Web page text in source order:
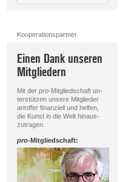
Kooperationspartner
Einen Dank unseren
Mitgliedern
Mit der pro-Mitgliedschaft un-
terstützen unsere Mitglieder
artofferfinanziell und helfen,
die Kunst in die Welt hinaus-
zutragen.
pro-Mitgliedschaft: